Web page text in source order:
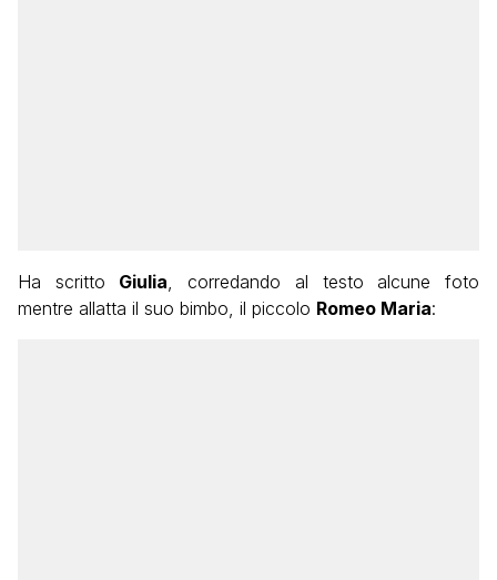
Ha scritto Giulia, corredando al testo alcune foto
mentre allatta il suo bimbo, il piccolo Romeo Maria: